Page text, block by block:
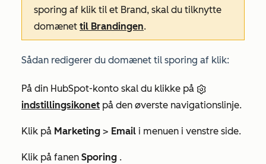
sporing af klik til et Brand, skal du tilknytte
domænet til Brandingen.
Sådan redigerer du domænet til sporing af klik:
På din HubSpot-konto skal du klikke på
indstillingsikonet på den øverste navigationslinje.
Klik på Marketing > Email i menuen i venstre side.
Klik på fanen Sporing .